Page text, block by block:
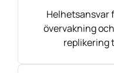
övervakning
replikering